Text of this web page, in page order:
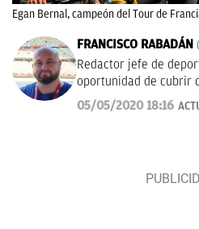
Egan Bernal, campeón del Tour de
FRANCISCO RABADÁN
Redactor jefe de
oportunidad de cubrir
Mundiales de distintas
All-Star de la NBA con
05/05/2020 18:16